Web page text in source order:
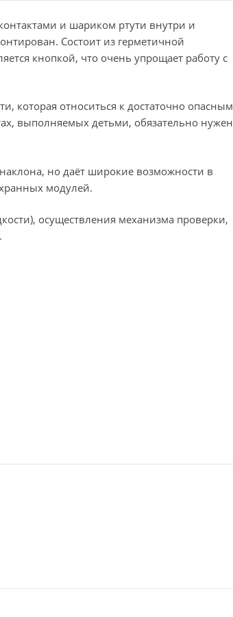
и шариком ртути внутри и
Состоит из герметичной
кнопкой, что очень упрощает работу с
которая относиться к достаточно опасным
выполняемых детьми, обязательно нужен
но даёт широкие возможности в
модулей.
осуществления механизма проверки,